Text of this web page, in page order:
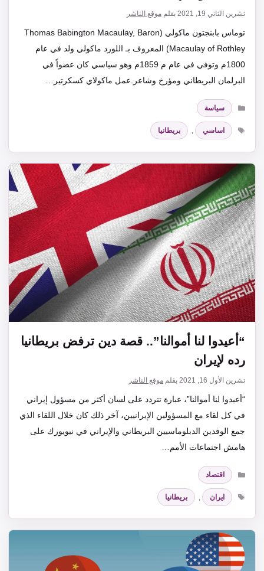
تشرين الثاني 19, 2021 بقلم موقع الناشر
توماس بابنجتون ماكولي (Thomas Babington Macaulay, Baron
Macaulay of Rothley)‏ المعروف بـ اللورد ماكولي ولد في عام
1800م وتوفي في عام م 1859م وهو سياسي كان عضواً في
البرلمان البريطاني ومؤرخ وشاعر.عمل ماكولاي كسكرتير…
التصنيفات
سياسة
الوسوم
اساسي , بريطانيا
“أعيدوا لنا أموالنا”.. قصة دين ترفض بريطانيا
رده لإيران
تشرين الأول 16, 2021 بقلم موقع الناشر
“أعيدوا لنا أموالنا”، عبارة تتردد على لسان أكثر من مسؤول إيراني
في كل لقاء مع المسؤولين الإيرانيين، آخر ذلك كان خلال اللقاء الذي
جمع الوفدين الدبلوماسيين البريطاني والإيراني في نيويورك على
هامش اجتماعات الأمم…
التصنيفات
اقتصاد
الوسوم
ايران , بريطانيا